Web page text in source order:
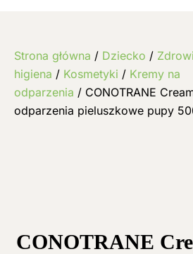
Strona główna / Dziecko /
higiena / Kosmetyki / Kremy na
odparzenia / CONOTRANE
odparzenia pieluszkowe pupy
CONOTRANE